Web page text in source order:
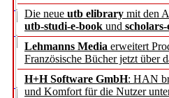
Die neue utb elibrary mit den
utb-studi-e-book und
Lehmanns Media erweitert
Französische Bücher jetzt über
H+H Software GmbH: HAN
und Komfort für die Nutzer